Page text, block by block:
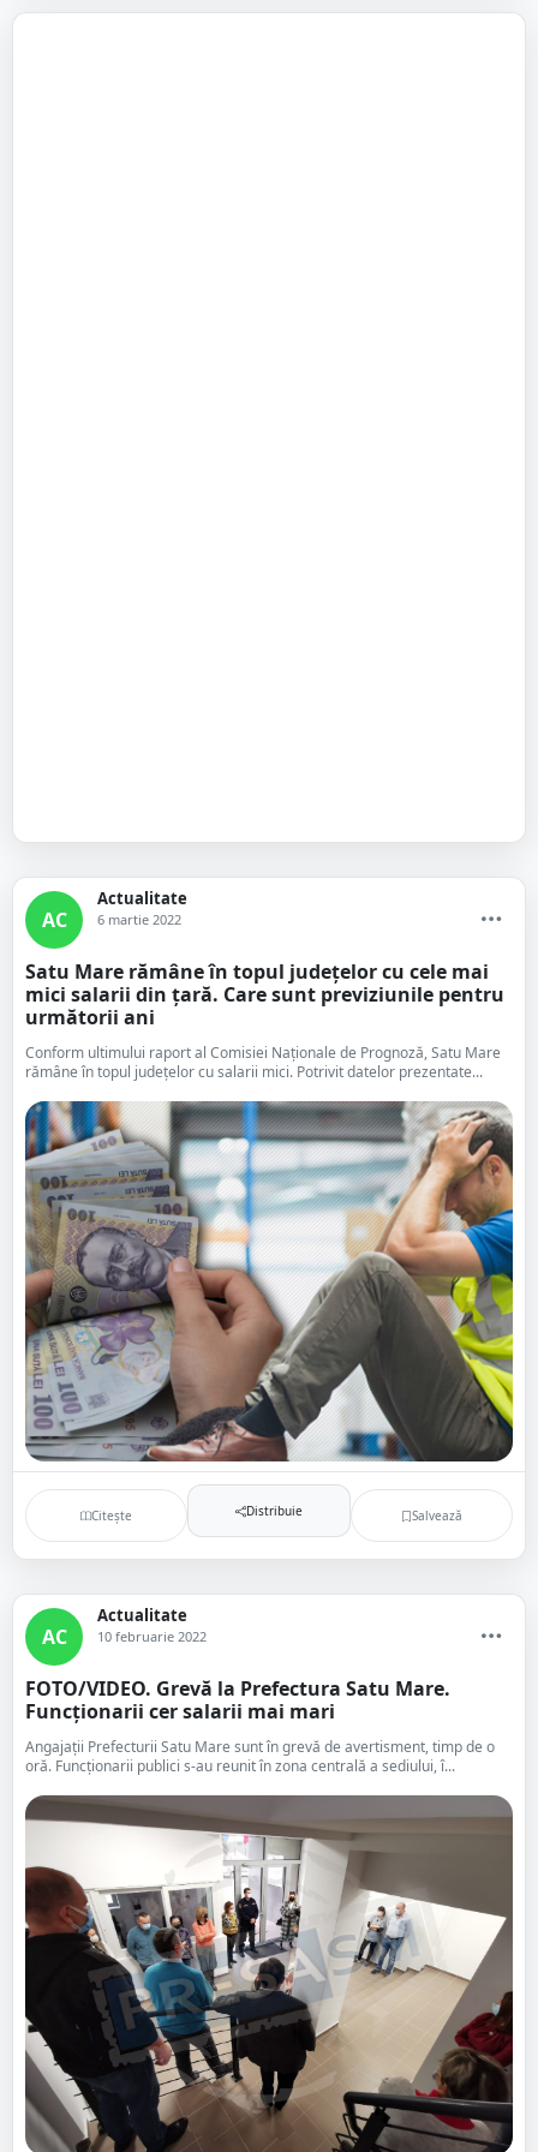
AC
Actualitate
6 martie 2022
Satu Mare rămâne în topul județelor cu cele mai
mici salarii din țară. Care sunt previziunile pentru
următorii ani
Conform ultimului raport al Comisiei Naţionale de Prognoză, Satu Mare
rămâne în topul județelor cu salarii mici. Potrivit datelor prezentate...
Citește Distribuie Salvează
AC
Actualitate
10 februarie 2022
FOTO/VIDEO. Grevă la Prefectura Satu Mare.
Funcționarii cer salarii mai mari
Angajații Prefecturii Satu Mare sunt în grevă de avertisment, timp de o
oră. Funcționarii publici s-au reunit în zona centrală a sediului, î...